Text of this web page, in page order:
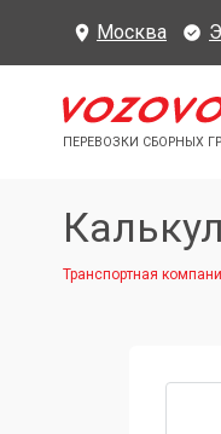
Москва
ПЕРЕВОЗКИ СБОРНЫХ
Транспортная